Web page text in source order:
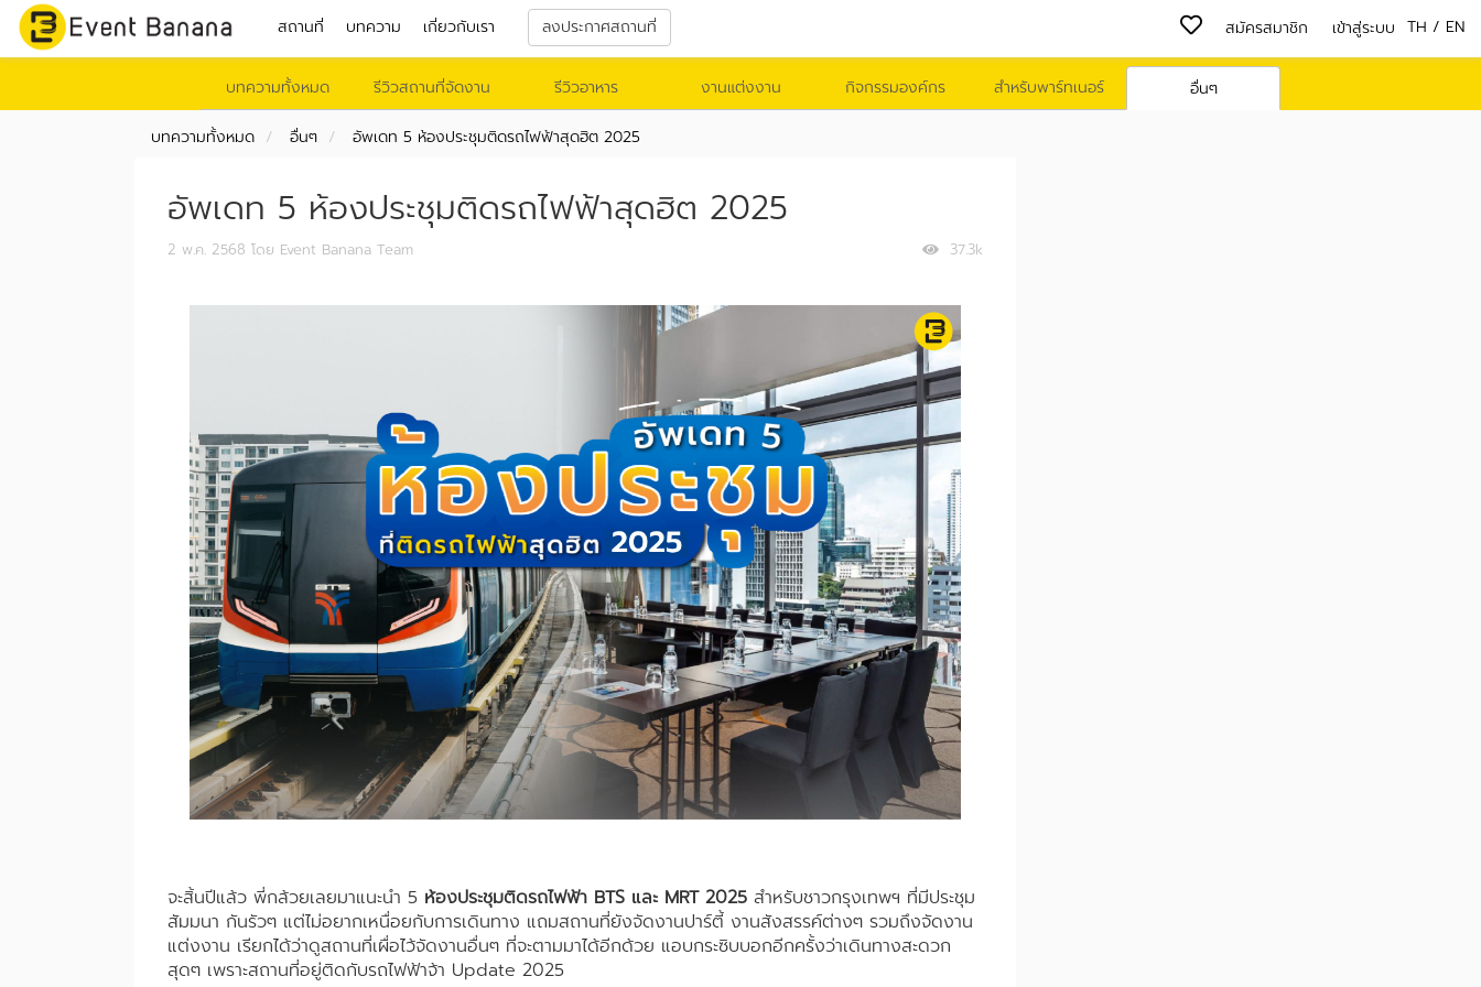
สถานที่ บทความ เกี่ยวกับเรา ลงประกาศสถานที่ TH / EN
สมัครสมาชิก เข้าสู่ระบบ
บทความทั้งหมด รีวิวสถานที่จัดงาน รีวิวอาหาร งานแต่งงาน กิจกรรมองค์กร สำหรับพาร์ทเนอร์ อื่นๆ
บทความทั้งหมด อื่นๆ อัพเดท 5 ห้องประชุมติดรถไฟฟ้าสุดฮิต 2025
อัพเดท 5 ห้องประชุมติดรถไฟฟ้าสุดฮิต 2025
37.3k
2 พ.ค. 2568 โดย Event Banana Team
จะสิ้นปีแล้ว พี่กล้วยเลยมาแนะนำ 5 ห้องประชุมติดรถไฟฟ้า BTS และ MRT 2025 สำหรับชาวกรุงเทพฯ ที่มีประชุม
สัมมนา กันรัวๆ แต่ไม่อยากเหนื่อยกับการเดินทาง แถมสถานที่ยังจัดงานปาร์ตี้ งานสังสรรค์ต่างๆ รวมถึงจัดงาน
แต่งงาน เรียกได้ว่าดูสถานที่เผื่อไว้จัดงานอื่นๆ ที่จะตามมาได้อีกด้วย แอบกระซิบบอกอีกครั้งว่าเดินทางสะดวก
สุดๆ เพราะสถานที่อยู่ติดกับรถไฟฟ้าจ้า Update 2025